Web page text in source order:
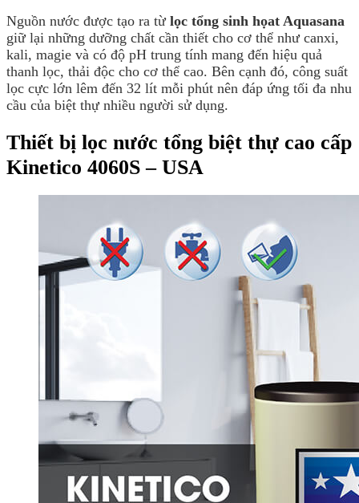
Nguồn nước được tạo ra từ lọc tổng sinh họat Aquasana
giữ lại những dưỡng chất cần thiết cho cơ thể như canxi,
kali, magie và có độ pH trung tính mang đến hiệu quả
thanh lọc, thải độc cho cơ thể cao. Bên cạnh đó, công suất
lọc cực lớn lêm đến 32 lít mỗi phút nên đáp ứng tối đa nhu
cầu của biệt thự nhiều người sử dụng.
Thiết bị lọc nước tổng biệt thự cao cấp
Kinetico 4060S – USA